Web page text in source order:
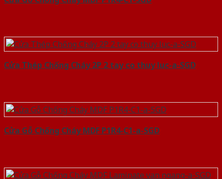
Cửa Thép Chống Cháy 2P 2 tay co thuy luc-a-SGD
Cửa Gỗ Chống Cháy MDF P1R4-C1-a-SGD